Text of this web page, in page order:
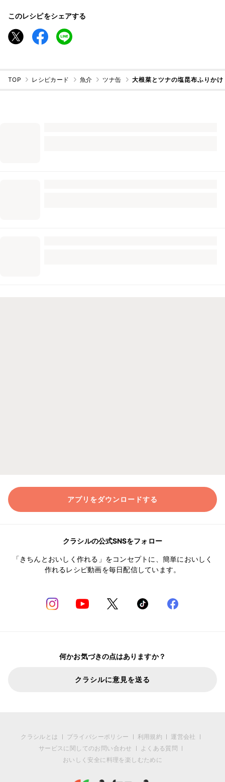
このレシピをシェアする
TOP レシピカード 魚介 ツナ缶 大根菜とツナの塩昆布ふりかけ
アプリをダウンロードする
クラシルの公式SNSをフォロー
「きちんとおいしく作れる」をコンセプトに、簡単においしく
作れるレシピ動画を毎日配信しています。
何かお気づきの点はありますか？
クラシルに意見を送る
クラシルとは プライバシーポリシー 利用規約
運営会社
サービスに関してのお問い合わせ
よくある質問
おいしく安全に料理を楽しむために